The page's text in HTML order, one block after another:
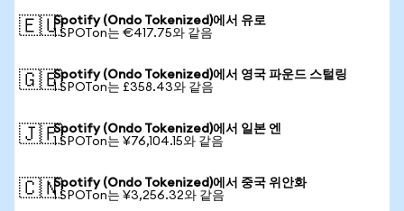
🇪🇺Spotify (Ondo Tokenized)에서 유로
1 SPOTon는 €417.75와 같음
🇬🇧Spotify (Ondo Tokenized)에서 영국 파운드 스털링
1 SPOTon는 £358.43와 같음
🇯🇵Spotify (Ondo Tokenized)에서 일본 엔
1 SPOTon는 ¥76,104.15와 같음
🇨🇳Spotify (Ondo Tokenized)에서 중국 위안화
1 SPOTon는 ¥3,256.32와 같음